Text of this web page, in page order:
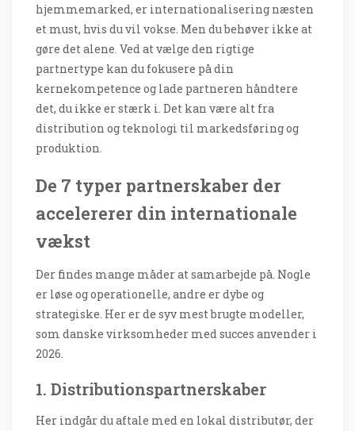
hjemmemarked, er internationalisering næsten
et must, hvis du vil vokse. Men du behøver ikke at
gøre det alene. Ved at vælge den rigtige
partnertype kan du fokusere på din
kernekompetence og lade partneren håndtere
det, du ikke er stærk i. Det kan være alt fra
distribution og teknologi til markedsføring og
produktion.
De 7 typer partnerskaber der
accelererer din internationale
vækst
Der findes mange måder at samarbejde på. Nogle
er løse og operationelle, andre er dybe og
strategiske. Her er de syv mest brugte modeller,
som danske virksomheder med succes anvender i
2026.
1. Distributionspartnerskaber
Her indgår du aftale med en lokal distributør, der